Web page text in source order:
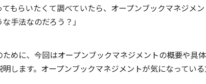
てもらいたくて調べていたら、オープンブックマネジメ
手法なのだろう？」
めに、今回はオープンブックマネジメントの概要や具体
します。オープンブックマネジメントが気になってい